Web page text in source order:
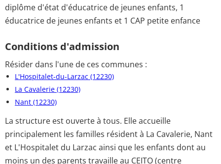
diplôme d'état d'éducatrice de jeunes enfants, 1
éducatrice de jeunes enfants et 1 CAP petite enfance
Conditions d'admission
Résider dans l'une de ces communes :
L'Hospitalet-du-Larzac (12230)
La Cavalerie (12230)
Nant (12230)
La structure est ouverte à tous. Elle accueille
principalement les familles résident à La Cavalerie, Nant
et L'Hospitalet du Larzac ainsi que les enfants dont au
moins un des parents travaille au CEITO (centre